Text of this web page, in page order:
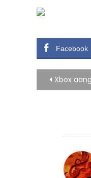
Facebook
Bericht
Xbox